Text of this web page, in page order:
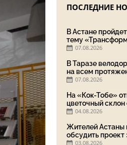
ПОСЛЕДНИЕ
В Астане
тему
07.08.2026
В Таразе
на всем
07.08.2026
На «Кок-Тобе»
цветочный склон
04.08.2026
Жителей Астаны
обсудить проект
03.08.2026